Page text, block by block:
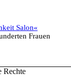
Salon«
Frauen
Rechte